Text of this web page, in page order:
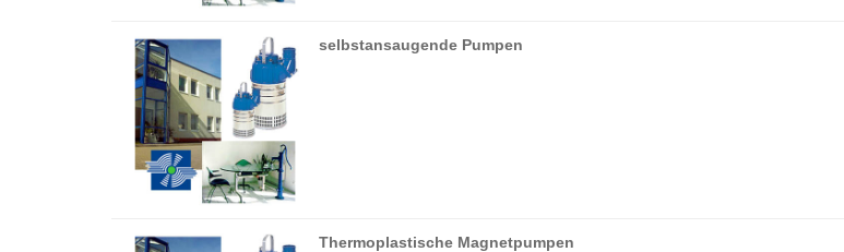
selbstansaugende Pumpen
Thermoplastische Magnetpumpen